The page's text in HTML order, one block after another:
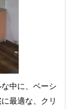
中に、ベーシ
最適な、クリ